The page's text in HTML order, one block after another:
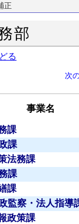
正
部
る
次
事業名
課
課
法務課
課
課
監察・法人指導
政策課